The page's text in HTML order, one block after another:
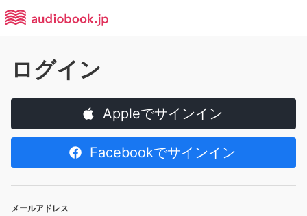
ログイン
Appleでサインイン
Facebookでサインイン
メールアドレス